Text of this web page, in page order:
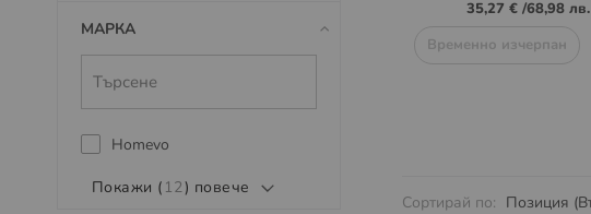
35,27 € /68,98 лв.
Временно изчерпан
Сортирай по
МАРКА
Homevo
Покажи ( 12) повече